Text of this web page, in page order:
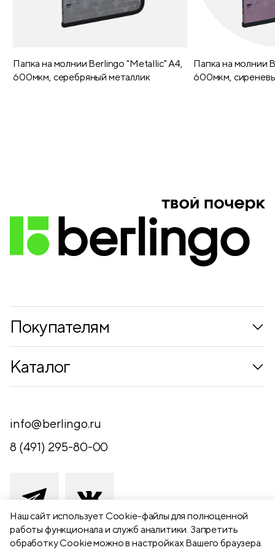
Наш сайт использует Сookie-файлы для полноценной
работы функционала и служб аналитики. Запретить
обработку Cookie можно в настройках Вашего браузера.
Регулируемые лямки да
Толщина лямок (мм)
Папка на молнии Berlingo "Metallic" А4,
600мкм, серебряный металлик
Папка на молнии
600мкм,
Покупателям
Контакты
Обратная связь
Каталог
Письменные принадлежности
Канцелярские принадлежности
Чертежные принадлежности
Хобби и творчество
Презентационное оборудование
info@berlingo.ru
8 (491) 295-80-00